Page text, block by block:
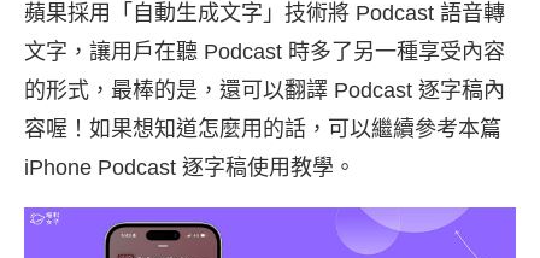
蘋果採用「自動生成文字」技術將 Podcast 語音轉
文字，讓用戶在聽 Podcast 時多了另一種享受內容
的形式，最棒的是，還可以翻譯 Podcast 逐字稿內
容喔！如果想知道怎麼用的話，可以繼續參考本篇
iPhone Podcast 逐字稿使用教學。